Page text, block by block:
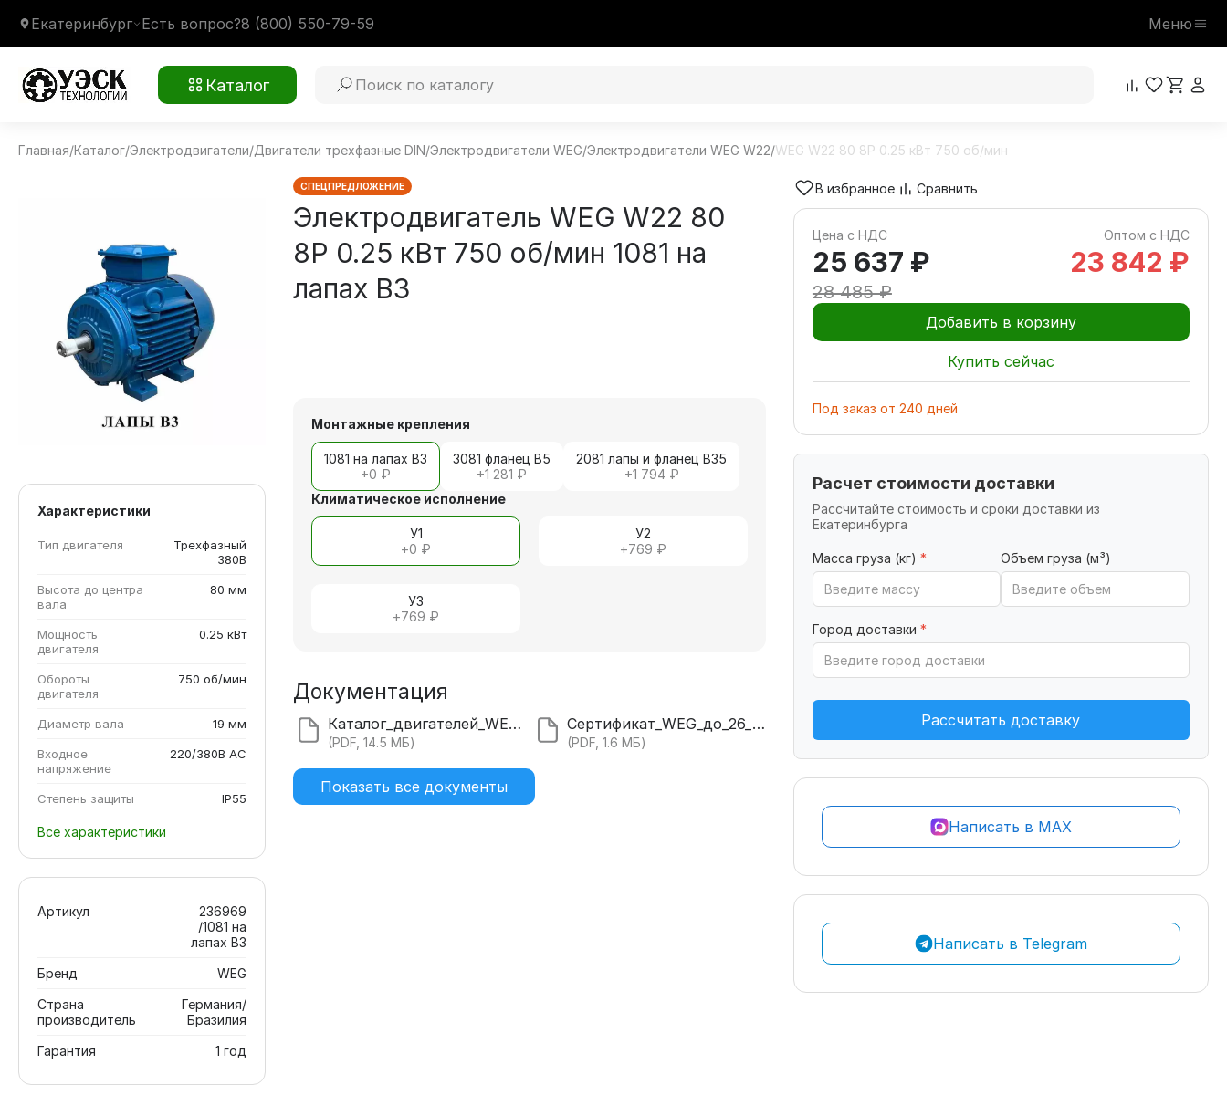
Екатеринбург Есть вопрос?8 (800) 550-79-59 Меню
Каталог
WEG W22 80 8P 0.25 кВт 750 об/мин
28 485 ₽
Главная/Каталог/Электродвигатели/Двигатели трехфазные DIN/Электродвигатели WEG/Электродвигатели WEG W22/WEG W22 80 8P 0.25 кВт 750 об/мин
Характеристики
Тип двигателя
Трехфазный
380В
Высота до центра
вала
80 мм
Мощность
двигателя
0.25 кВт
Обороты
двигателя
750 об/мин
Диаметр вала 19 мм
Входное
напряжение
220/380В AC
Степень защиты IP55
Все характеристики
Артикул
236969
/1081 на
лапах В3
Бренд
WEG
Страна
производитель
Германия/
Бразилия
Гарантия
1 год
СПЕЦПРЕДЛОЖЕНИЕ
Электродвигатель WEG W22 80
8P 0.25 кВт 750 об/мин 1081 на
лапах В3
Монтажные крепления
1081 на лапах В3
+0 ₽
3081 фланец В5
+1 281 ₽
2081 лапы и фланец В35
+1 794 ₽
Климатическое исполнение
У1
+0 ₽
У2
+769 ₽
У3
+769 ₽
Документация
Каталог_двигателей_WEG_22.pdf
(PDF, 14.5 МБ)
Сертификат_WEG_до_26_года.pdf
(PDF, 1.6 МБ)
Показать все документы
В избранное Сравнить
Цена с НДС Оптом с НДС
25 637 ₽
28 485 ₽
23 842 ₽
Добавить в корзину
Купить сейчас
Под заказ от 240 дней
Расчет стоимости доставки
Рассчитайте стоимость и сроки доставки из
Екатеринбурга
Масса груза (кг) * Объем груза (м³)
Город доставки *
Рассчитать доставку
Написать в MAX
Написать в Telegram